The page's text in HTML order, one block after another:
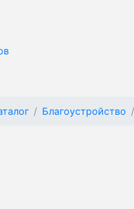
Благоустройство